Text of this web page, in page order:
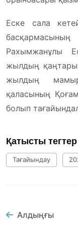
Еске сала
Рахымжанұлы
жылдың
жылдың
қаласының
болып
Қатысты
Тағайындау
Алдыңғы